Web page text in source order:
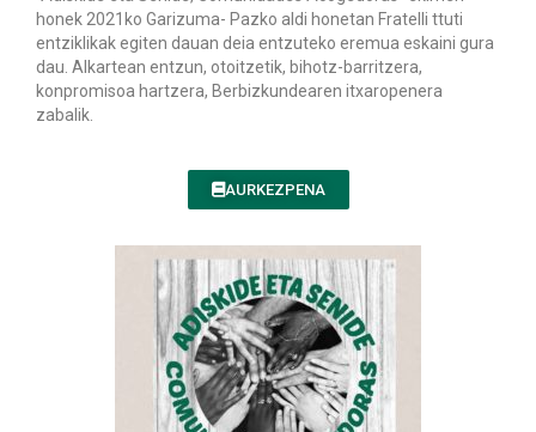
honek 2021ko Garizuma- Pazko aldi honetan Fratelli ttuti
entziklikak egiten dauan deia entzuteko eremua eskaini gura
dau. Alkartean entzun, otoitzetik, bihotz-barritzera,
konpromisoa hartzera, Berbizkundearen itxaropenera
zabalik.
AURKEZPENA